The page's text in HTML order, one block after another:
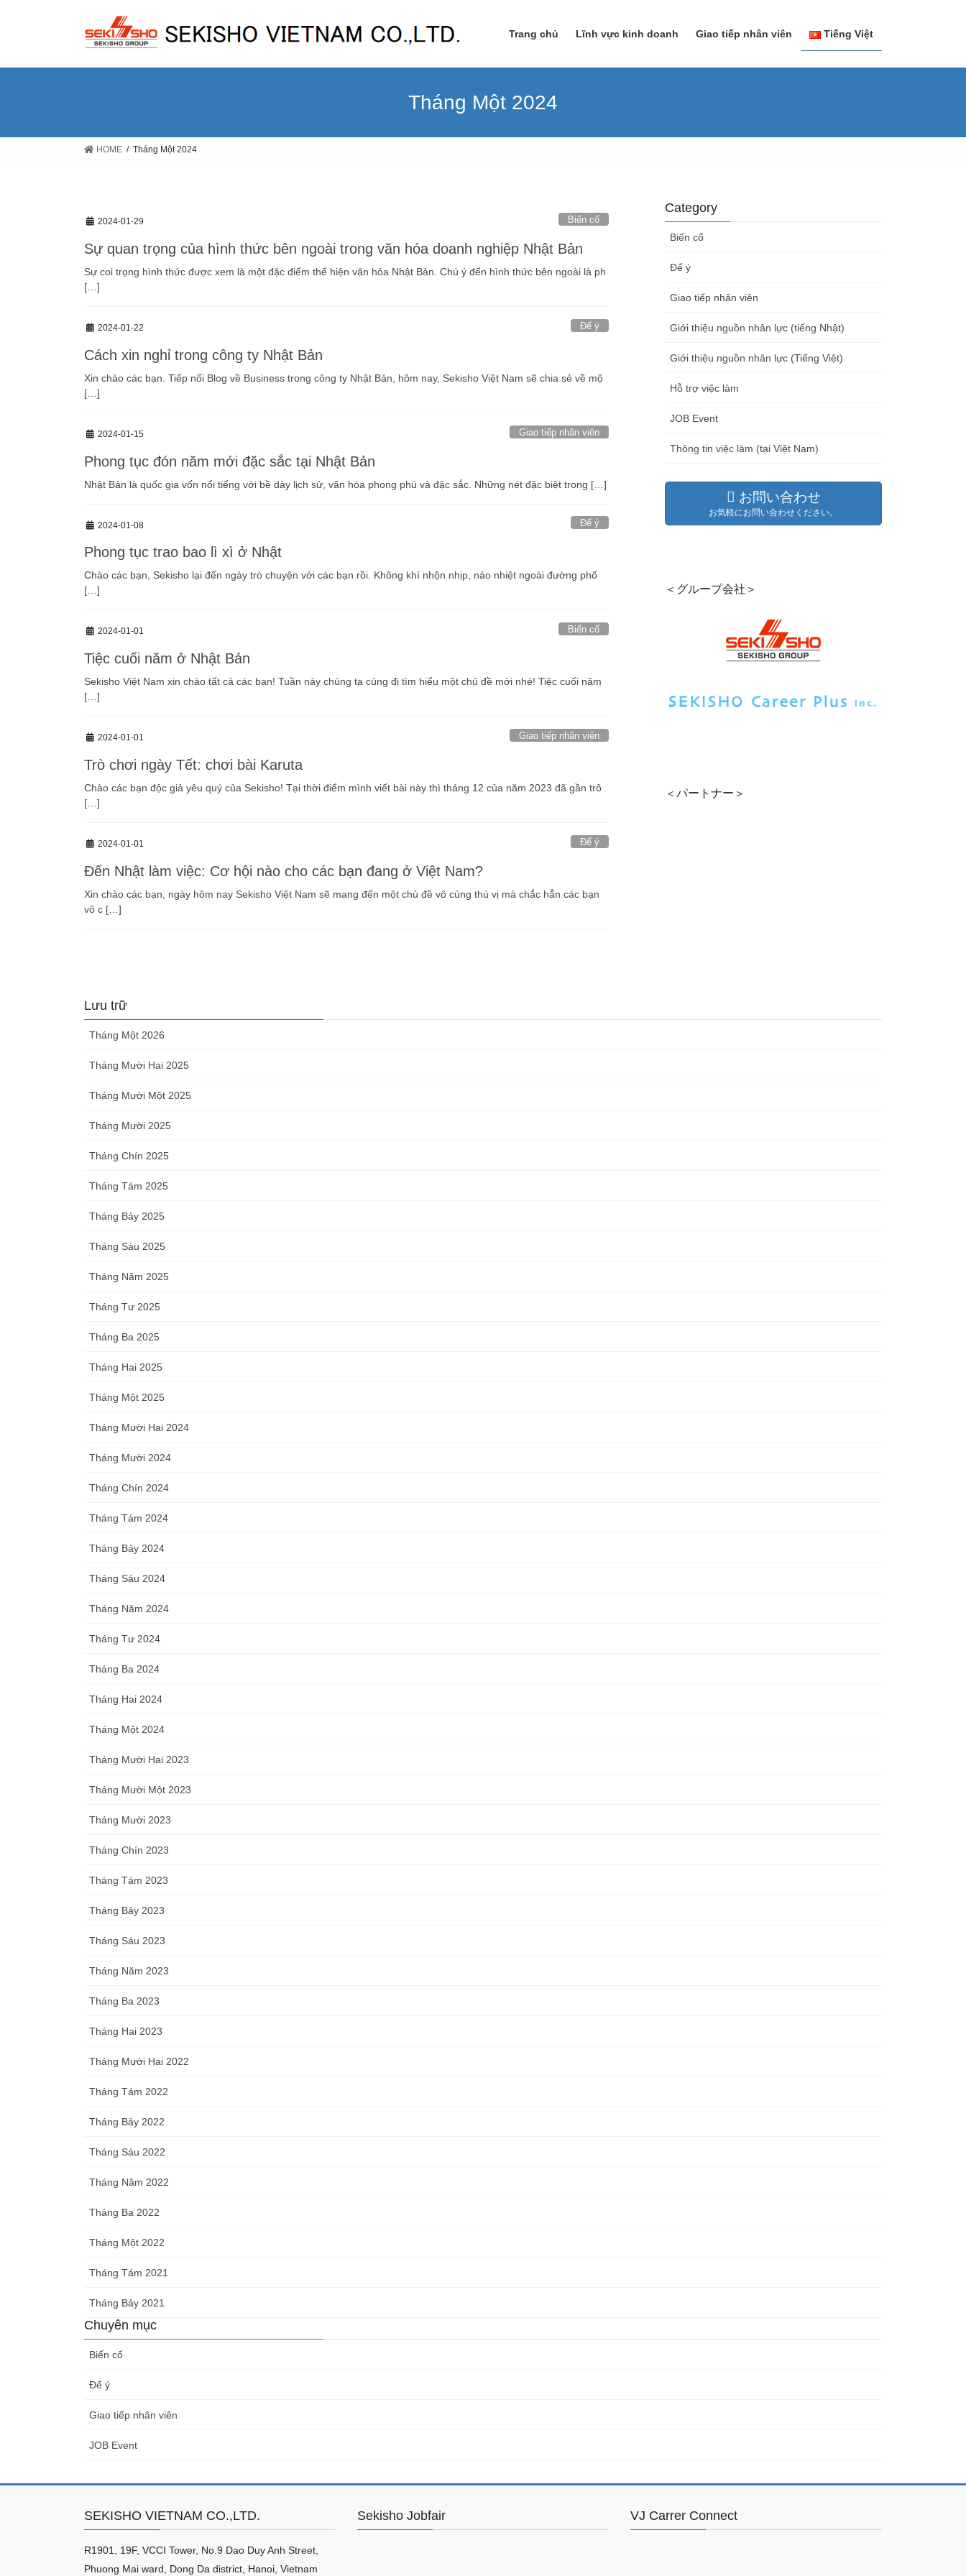
Trang chủ Lĩnh vực kinh doanh Giao tiếp nhân viên Tiếng Việt
日本語
Tháng Một 2024
HOME Tháng Một 2024
2024-01-29 Biến cố
Sự quan trọng của hình thức bên ngoài trong văn hóa doanh nghiệp Nhật Bản
Sự coi trọng hình thức được xem là một đặc điểm thể hiện văn hóa Nhật Bản. Chú ý đến hình thức bên ngoài là ph
[…]
2024-01-22 Để ý
Cách xin nghỉ trong công ty Nhật Bản
Xin chào các bạn. Tiếp nối Blog về Business trong công ty Nhật Bản, hôm nay, Sekisho Việt Nam sẽ chia sẻ về mộ
[…]
2024-01-15 Giao tiếp nhân viên
Phong tục đón năm mới đặc sắc tại Nhật Bản
Nhật Bản là quốc gia vốn nổi tiếng với bề dày lịch sử, văn hóa phong phú và đặc sắc. Những nét đặc biệt trong […]
2024-01-08 Để ý
Phong tục trao bao lì xì ở Nhật
Chào các bạn, Sekisho lại đến ngày trò chuyện với các bạn rồi. Không khí nhộn nhịp, náo nhiệt ngoài đường phố
[…]
2024-01-01 Biến cố
Tiệc cuối năm ở Nhật Bản
Sekisho Việt Nam xin chào tất cả các bạn! Tuần này chúng ta cùng đi tìm hiểu một chủ đề mới nhé! Tiệc cuối năm
[…]
2024-01-01 Giao tiếp nhân viên
Trò chơi ngày Tết: chơi bài Karuta
Chào các bạn độc giả yêu quý của Sekisho! Tại thời điểm mình viết bài này thì tháng 12 của năm 2023 đã gần trô
[…]
2024-01-01 Để ý
Đến Nhật làm việc: Cơ hội nào cho các bạn đang ở Việt Nam?
Xin chào các bạn, ngày hôm nay Sekisho Việt Nam sẽ mang đến một chủ đề vô cùng thú vị mà chắc hẳn các bạn
vô c […]
Category
Biến cố
Để ý
Giao tiếp nhân viên
Giới thiệu nguồn nhân lực (tiếng Nhật)
Giới thiệu nguồn nhân lực (Tiếng Việt)
Hỗ trợ việc làm
JOB Event
Thông tin việc làm (tại Việt Nam)
お問い合わせ
お気軽にお問い合わせください。
＜グループ会社＞
＜パートナー＞
Lưu trữ
Tháng Một 2026
Tháng Mười Hai 2025
Tháng Mười Một 2025
Tháng Mười 2025
Tháng Chín 2025
Tháng Tám 2025
Tháng Bảy 2025
Tháng Sáu 2025
Tháng Năm 2025
Tháng Tư 2025
Tháng Ba 2025
Tháng Hai 2025
Tháng Một 2025
Tháng Mười Hai 2024
Tháng Mười 2024
Tháng Chín 2024
Tháng Tám 2024
Tháng Bảy 2024
Tháng Sáu 2024
Tháng Năm 2024
Tháng Tư 2024
Tháng Ba 2024
Tháng Hai 2024
Tháng Một 2024
Tháng Mười Hai 2023
Tháng Mười Một 2023
Tháng Mười 2023
Tháng Chín 2023
Tháng Tám 2023
Tháng Bảy 2023
Tháng Sáu 2023
Tháng Năm 2023
Tháng Ba 2023
Tháng Hai 2023
Tháng Mười Hai 2022
Tháng Tám 2022
Tháng Bảy 2022
Tháng Sáu 2022
Tháng Năm 2022
Tháng Ba 2022
Tháng Một 2022
Tháng Tám 2021
Tháng Bảy 2021
Chuyên mục
Biến cố
Để ý
Giao tiếp nhân viên
JOB Event
SEKISHO VIETNAM CO.,LTD.
R1901, 19F, VCCI Tower, No.9 Dao Duy Anh Street,
Phuong Mai ward, Dong Da district, Hanoi, Vietnam
Sekisho Jobfair VJ Carrer Connect